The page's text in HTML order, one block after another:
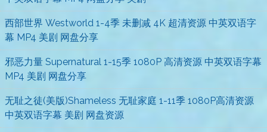
西部世界 Westworld 1-4季 未删减 4K 超清资源 中英双语字
幕 MP4 美剧 网盘分享
邪恶力量 Supernatural 1-15季 1080P 高清资源 中英双语字幕
MP4 美剧 网盘分享
无耻之徒(美版)Shameless 无耻家庭 1-11季 1080P高清资源
中英双语字幕 美剧 网盘资源